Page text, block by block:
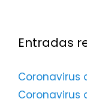
Entradas
Coronavirus
Coronavirus